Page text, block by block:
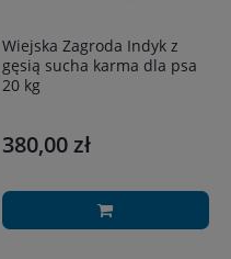
Wiejska Zagroda Indyk z
gęsią sucha karma dla psa
20 kg
380,00 zł